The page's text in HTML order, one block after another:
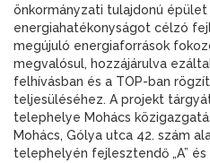
önkormányzati tulajdonú épület
energiahatékonyságot célzó
megújuló energiaforrások
megvalósul, hozzájárulva
felhívásban és a TOP-ban
teljesüléséhez. A projekt
telephelye Mohács
Mohács, Gólya utca 42. szám
telephelyén fejlesztendő „A”